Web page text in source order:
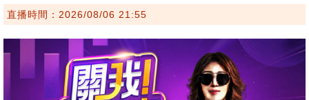
直播時間：2026/08/06 21:55